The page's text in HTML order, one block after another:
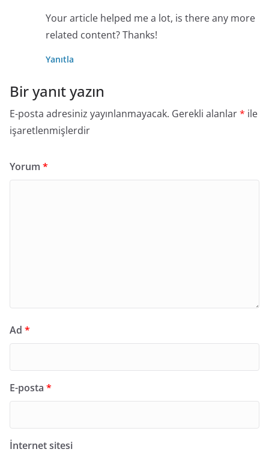
Your article helped me a lot, is there any more
related content? Thanks!
Yanıtla
Bir yanıt yazın
E-posta adresiniz yayınlanmayacak. Gerekli alanlar* ile
işaretlenmişlerdir
Yorum *
Ad *
E-posta *
İnternet sitesi